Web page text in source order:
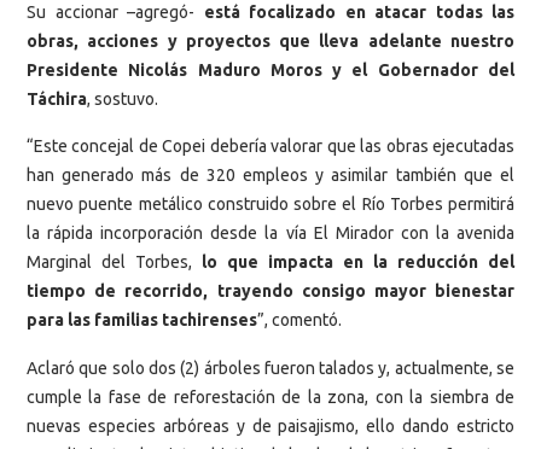
Su accionar –agregó- está focalizado en atacar todas las
obras, acciones y proyectos que lleva adelante nuestro
Presidente Nicolás Maduro Moros y el Gobernador del
Táchira, sostuvo.
“Este concejal de Copei debería valorar que las obras ejecutadas
han generado más de 320 empleos y asimilar también que el
nuevo puente metálico construido sobre el Río Torbes permitirá
la rápida incorporación desde la vía El Mirador con la avenida
Marginal del Torbes, lo que impacta en la reducción del
tiempo de recorrido, trayendo consigo mayor bienestar
para las familias tachirenses”, comentó.
Aclaró que solo dos (2) árboles fueron talados y, actualmente, se
cumple la fase de reforestación de la zona, con la siembra de
nuevas especies arbóreas y de paisajismo, ello dando estricto